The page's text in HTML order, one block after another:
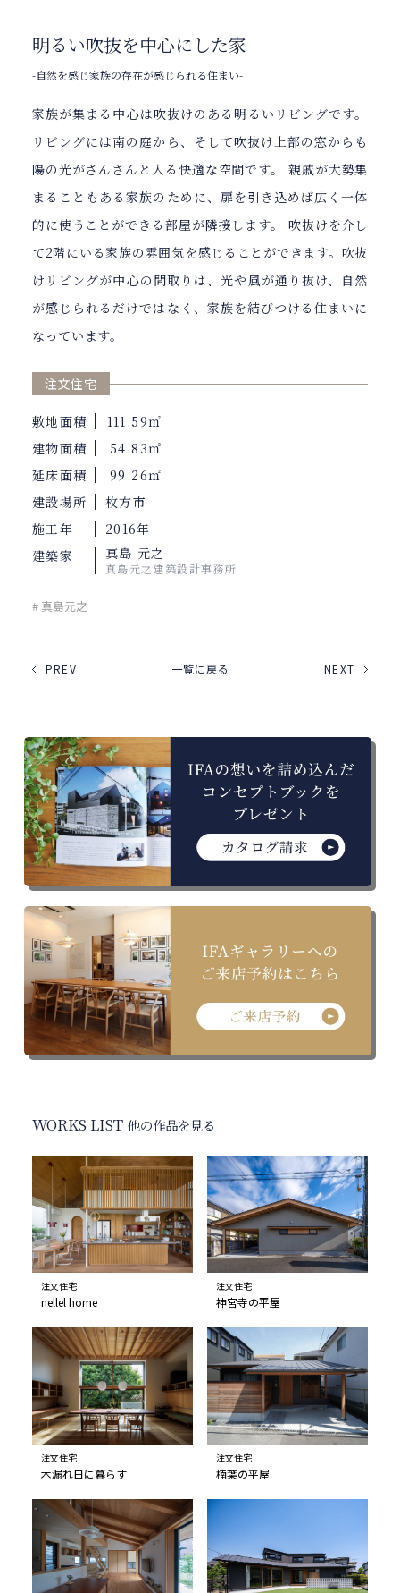
明るい吹抜を中心にした家
-自然を感じ家族の存在が感じられる住まい-
家族が集まる中心は吹抜けのある明るいリビングです。
リビングには南の庭から、そして吹抜け上部の窓からも
陽の光がさんさんと入る快適な空間です。 親戚が大勢集
まることもある家族のために、扉を引き込めば広く一体
的に使うことができる部屋が隣接します。 吹抜けを介し
て2階にいる家族の雰囲気を感じることができます。吹抜
けリビングが中心の間取りは、光や風が通り抜け、自然
が感じられるだけではなく、家族を結びつける住まいに
なっています。
注文住宅
敷地面積
111.59㎡
建物面積
54.83㎡
延床面積
99.26㎡
建設場所
枚方市
施工年
2016年
建築家
真島 元之
真島元之建築設計事務所
# 真島元之
PREV 一覧に戻る NEXT
WORKS LIST 他の作品を見る
注文住宅
nellel home
注文住宅
神宮寺の平屋
注文住宅
木漏れ日に暮らす
注文住宅
楠葉の平屋